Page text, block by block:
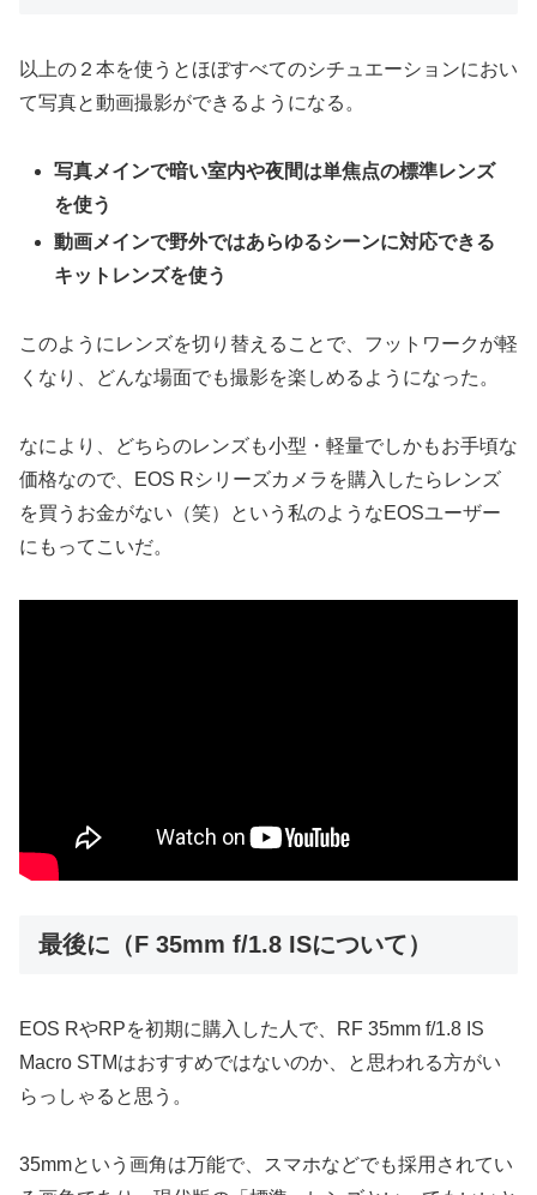
以上の２本を使うとほぼすべてのシチュエーションにおい
て写真と動画撮影ができるようになる。
写真メインで暗い室内や夜間は単焦点の標準レンズ
を使う
動画メインで野外ではあらゆるシーンに対応できる
キットレンズを使う
このようにレンズを切り替えることで、フットワークが軽
くなり、どんな場面でも撮影を楽しめるようになった。
なにより、どちらのレンズも小型・軽量でしかもお手頃な
価格なので、EOS Rシリーズカメラを購入したらレンズ
を買うお金がない（笑）という私のようなEOSユーザー
にもってこいだ。
最後に（F 35mm f/1.8 ISについて）
EOS RやRPを初期に購入した人で、RF 35mm f/1.8 IS
Macro STMはおすすめではないのか、と思われる方がい
らっしゃると思う。
35mmという画角は万能で、スマホなどでも採用されてい